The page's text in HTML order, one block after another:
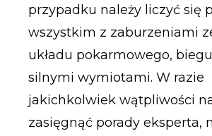
przypadku należy liczyć się
wszystkim z zaburzeniami
układu pokarmowego,
silnymi wymiotami. W razie
jakichkolwiek wątpliwości
zasięgnąć porady eksperta,